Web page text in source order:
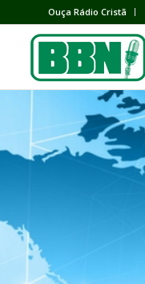
Ouça Rádio Cristã